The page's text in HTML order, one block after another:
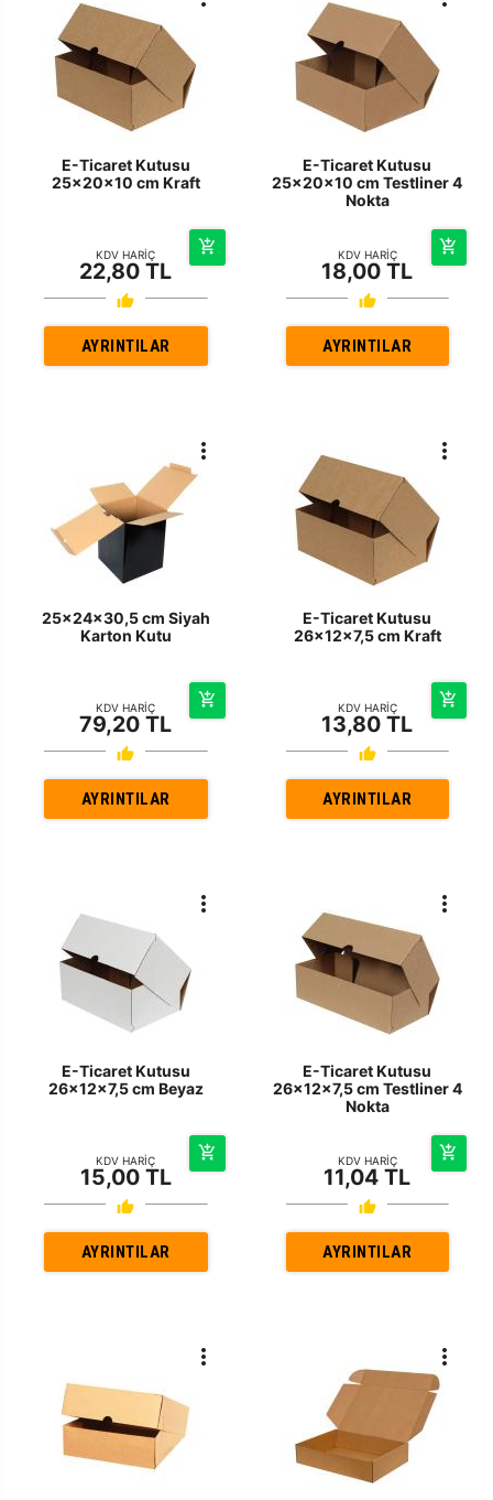
E-Ticaret Kutusu
25x20x10 cm Kraft
KDV HARİÇ
22,80 TL
AYRINTILAR
E-Ticaret Kutusu
25x20x10 cm Testliner 4
Nokta
KDV HARİÇ
18,00 TL
AYRINTILAR
25x24x30,5 cm Siyah
Karton Kutu
KDV HARİÇ
79,20 TL
AYRINTILAR
E-Ticaret Kutusu
26x12x7,5 cm Kraft
KDV HARİÇ
13,80 TL
AYRINTILAR
E-Ticaret Kutusu
26x12x7,5 cm Beyaz
KDV HARİÇ
15,00 TL
AYRINTILAR
E-Ticaret Kutusu
26x12x7,5 cm Testliner 4
Nokta
KDV HARİÇ
11,04 TL
AYRINTILAR